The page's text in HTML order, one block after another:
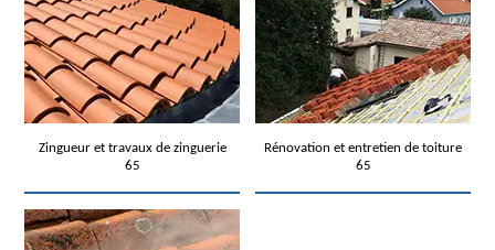
Zingueur et travaux de zinguerie
65
Rénovation et entretien de toiture
65